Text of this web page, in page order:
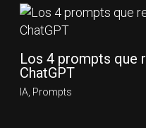
Los 4 prompts que
ChatGPT
IA Prompts